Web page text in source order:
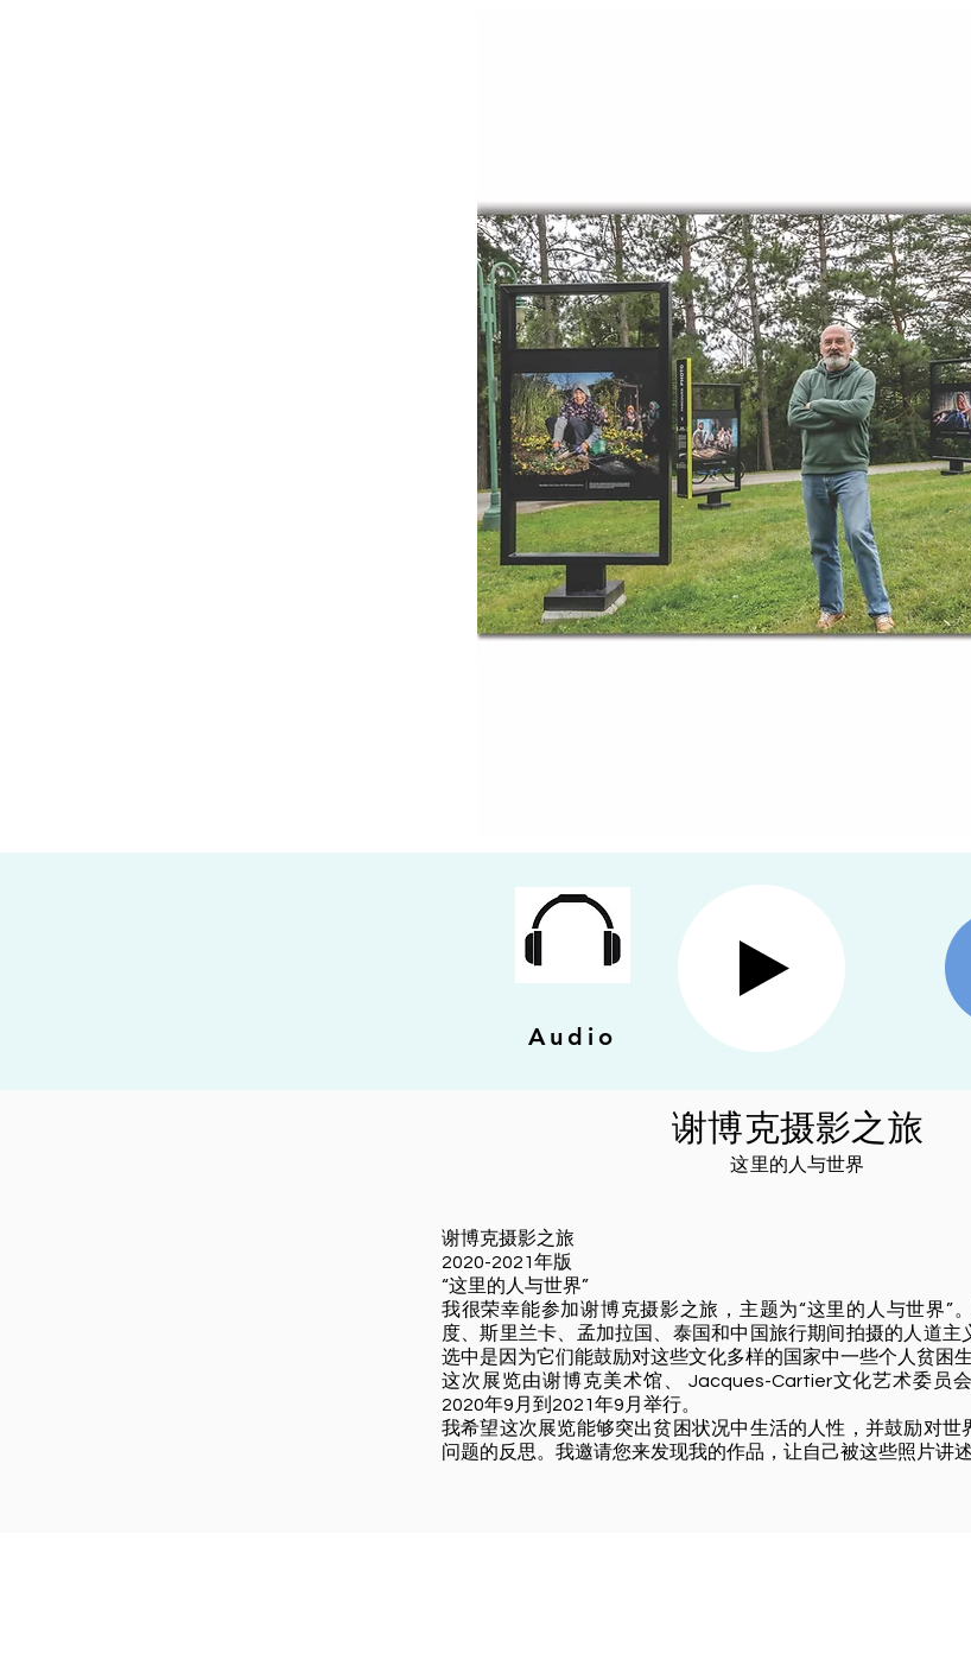
Audio
谢博克摄影之旅
这里的人与世界
谢博克摄影之旅
2020-2021年版
“这里的人与世界”
我很荣幸能参加谢博克摄影之旅，主题为“这里的人与世界”
度、斯里兰卡、孟加拉国、泰国和中国旅行期间拍摄的人道主
选中是因为它们能鼓励对这些文化多样的国家中一些个人贫困
这次展览由谢博克美术馆、 Jacques-Cartier文化艺术委员
2020年9月到2021年9月举行。
我希望这次展览能够突出贫困状况中生活的人性，并鼓励对世
问题的反思。我邀请您来发现我的作品，让自己被这些照片讲